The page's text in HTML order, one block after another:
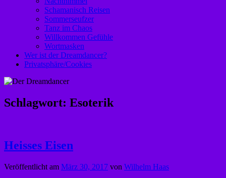
Schamanisch Reisen
Sommerseufzer
Tanz im Chaos
Willkommen Gefühle
Wortmasken
Wer ist der Dreamdancer?
Privatsphäre/Cookies
Schlagwort: Esoterik
Heisses Eisen
Veröffentlicht am März 30, 2017 von Wilhelm Haas